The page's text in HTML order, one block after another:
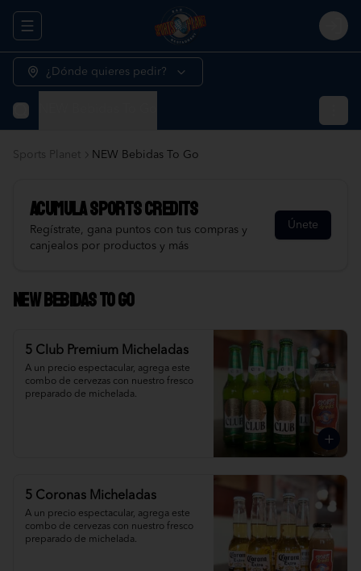
Abrir menu de navegación
¿Dónde quieres pedir?
Sports Planet NEW Bebidas To Go
AcumulaSports Credits
Regístrate, gana puntos con tus compras y
canjealos por productos y más
Únete
NEW Bebidas To Go
5 Club Premium Micheladas
A un precio espectacular, agrega este
combo de cervezas con nuestro fresco
preparado de michelada.
5 Coronas Micheladas
A un precio espectacular, agrega este
combo de cervezas con nuestro fresco
preparado de michelada.